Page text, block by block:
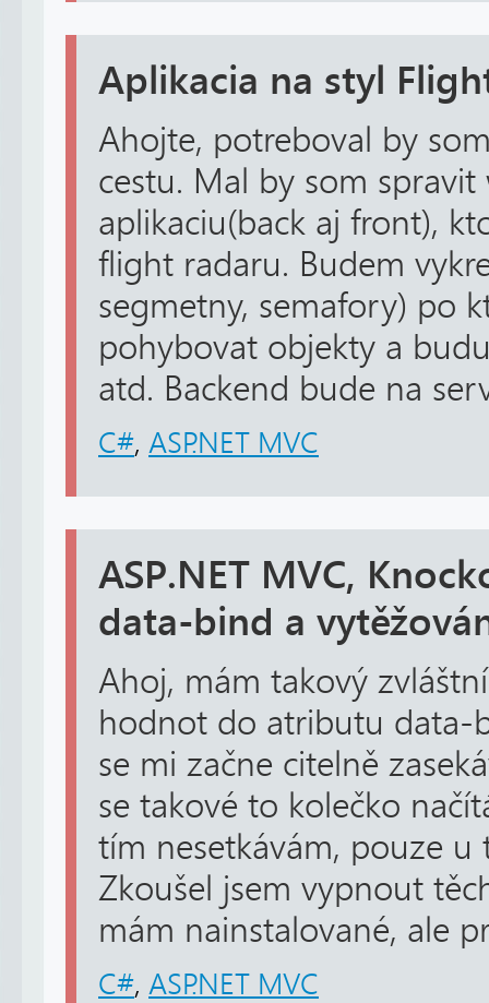
Aplikacia na styl
Ahojte, potreboval by
cestu. Mal by som spravit
aplikaciu(back aj front),
flight radaru. Budem
segmetny, semafory) po
pohybovat objekty a
atd. Backend bude na
C#, ASP.NET MVC
ASP.NET MVC,
data-bind a
Ahoj, mám takový
hodnot do atributu data-
se mi začne citelně
se takové to kolečko
tím nesetkávám, pouze
Zkoušel jsem vypnout
mám nainstalované, ale
C#, ASP.NET MVC